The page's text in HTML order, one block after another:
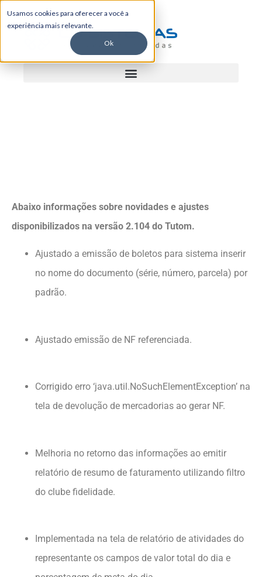
Usamos cookies para oferecer a você a
experiência mais relevante.
Ok
Abaixo informações sobre novidades e ajustes
disponibilizados na versão 2.104 do Tutom.
Ajustado a emissão de boletos para sistema inserir
no nome do documento (série, número, parcela) por
padrão.
Ajustado emissão de NF referenciada.
Corrigido erro ‘java.util.NoSuchElementException’ na
tela de devolução de mercadorias ao gerar NF.
Melhoria no retorno das informações ao emitir
relatório de resumo de faturamento utilizando filtro
do clube fidelidade.
Implementada na tela de relatório de atividades do
representante os campos de valor total do dia e